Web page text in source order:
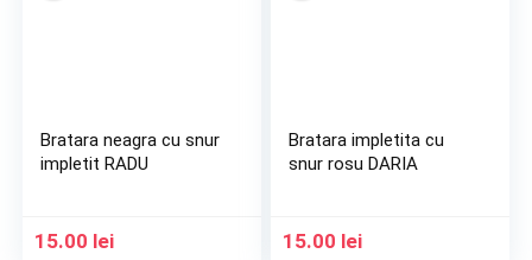
Bratara neagra cu snur
impletit RADU
15.00 lei
Bratara impletita cu
snur rosu DARIA
15.00 lei